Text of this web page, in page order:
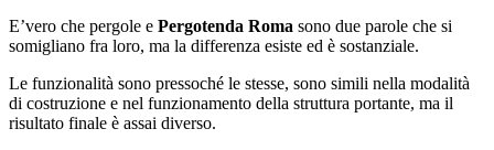
E’vero che pergole e Pergotenda Roma sono due parole che si
somigliano fra loro, ma la differenza esiste ed è sostanziale.
Le funzionalità sono pressoché le stesse, sono simili nella modalità
di costruzione e nel funzionamento della struttura portante, ma il
risultato finale è assai diverso.